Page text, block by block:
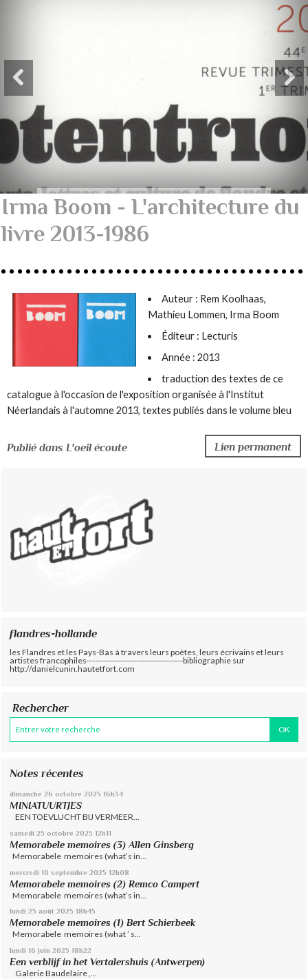
Irma Boom - L'architecture du
livre 2013-1986
Auteur : Rem Koolhaas,
Mathieu Lommen, Irma Boom
Éditeur : Lecturis
Année : 2013
traduction des textes de ce
catalogue à l'occasion de l'exposition organisée à l'Institut
Néerlandais à l'automne 2013, textes publiés dans le volume bleu
Publié dans L'oeil écoute Lien permanent
flandres-hollande
les Flandres et les Pays-Bas à travers leurs poètes, leurs écrivains et leurs
artistes francophiles-----------------------------------bibliographie sur
http://danielcunin.hautetfort.com
Rechercher
Notes récentes
dimanche 26 octobre 2025 16h34
MINIATUURTJES
EEN TOEVLUCHT BIJ VERMEER...
samedi 25 octobre 2025 12h11
Memorabele memoires (3) Allen Ginsberg
Memorabele memoires (what’s in...
mercredi 10 septembre 2025 12h08
Memorabele memoires (2) Remco Campert
Memorabele memoires (what’s in...
lundi 25 août 2025 18h45
Memorabele memoires (1) Bert Schierbeek
Memorabele memoires (what ’ s...
lundi 16 juin 2025 18h22
Een verblijf in het Vertalershuis (Antwerpen)
Galerie Baudelaire ,...